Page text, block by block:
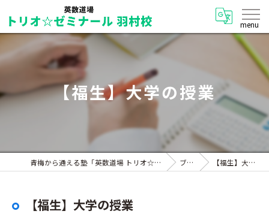
【福生】大学の授業
青梅から通える塾「英数道場 トリオ☆ゼミナール 羽村校」 ブログ 【福生】大学の授業
【福生】大学の授業